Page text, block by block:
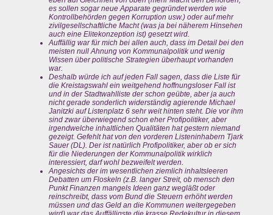
es sollen sogar neue Apparate gegründet werden wie
Kontrollbehörden gegen Korruption usw.) oder auf mehr
zivilgesellschaftliche Macht (was ja bei näherem Hinsehen
auch eine Elitekonzeption ist) gesetzt wird.
Auffällig war für mich bei allen auch, dass im Detail bei den
meisten null Ahnung von Kommunalpolitik und wenig
Wissen über politische Strategien überhaupt vorhanden
war.
Deshalb würde ich auf jeden Fall sagen, dass die Liste für
die Kreistagswahl ein weitgehend hoffnungsloser Fall ist
und in der Stadtwahlliste der schon geübte, aber ja auch
nicht gerade sonderlich widerständig agierende Michael
Janitzki auf Listenplatz 6 sehr weit hinten steht. Die vor ihm
sind zwar überwiegend schon eher Profipolitiker, aber
irgendwelche inhaltlichen Qualitäten hat gestern niemand
gezeigt. Gefehlt hat von den vorderen Listeninhabern Tjark
Sauer (DL). Der ist natürlich Profipolitiker, aber ob er sich
für die Niederungen der Kommunalpolitik wirklich
interessiert, darf wohl bezweifelt werden.
Angesichts der im wesentlichen ziemlich inhaltsleeren
Debatten um Floskeln (z.B. langer Streit, ob mensch den
Punkt Finanzen mangels Ideen ganz wegläßt oder
reinschreibt, dass vom Bund die Steuern erhöht werden
müssen und das Geld an die Kommunen weitergegeben